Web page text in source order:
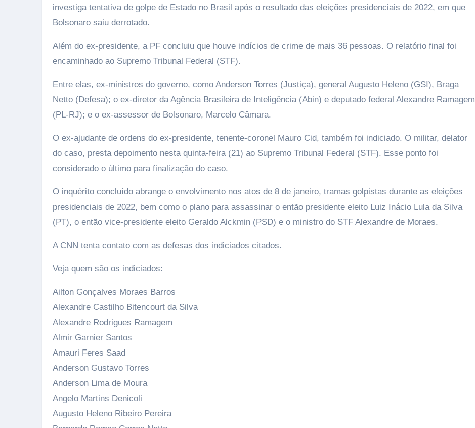
investiga tentativa de golpe de Estado no Brasil após o resultado das eleições presidenciais de 2022, em que
Bolsonaro saiu derrotado.
Além do ex-presidente, a PF concluiu que houve indícios de crime de mais 36 pessoas. O relatório final foi
encaminhado ao Supremo Tribunal Federal (STF).
Entre elas, ex-ministros do governo, como Anderson Torres (Justiça), general Augusto Heleno (GSI), Braga
Netto (Defesa); o ex-diretor da Agência Brasileira de Inteligência (Abin) e deputado federal Alexandre Ramagem
(PL-RJ); e o ex-assessor de Bolsonaro, Marcelo Câmara.
O ex-ajudante de ordens do ex-presidente, tenente-coronel Mauro Cid, também foi indiciado. O militar, delator
do caso, presta depoimento nesta quinta-feira (21) ao Supremo Tribunal Federal (STF). Esse ponto foi
considerado o último para finalização do caso.
O inquérito concluído abrange o envolvimento nos atos de 8 de janeiro, tramas golpistas durante as eleições
presidenciais de 2022, bem como o plano para assassinar o então presidente eleito Luiz Inácio Lula da Silva
(PT), o então vice-presidente eleito Geraldo Alckmin (PSD) e o ministro do STF Alexandre de Moraes.
A CNN tenta contato com as defesas dos indiciados citados.
Veja quem são os indiciados:
Ailton Gonçalves Moraes Barros
Alexandre Castilho Bitencourt da Silva
Alexandre Rodrigues Ramagem
Almir Garnier Santos
Amauri Feres Saad
Anderson Gustavo Torres
Anderson Lima de Moura
Angelo Martins Denicoli
Augusto Heleno Ribeiro Pereira